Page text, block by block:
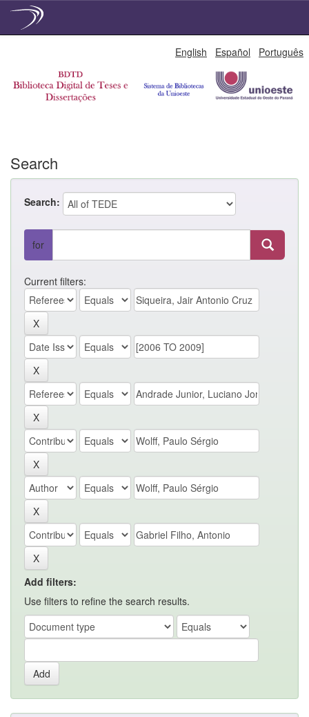
English Español Português
Search
Search:
for
Current filters:
Add filters:
Use filters to refine the search results.